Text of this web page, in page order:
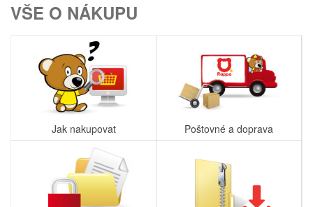
VŠE O NÁKUPU
Jak nakupovat Poštovné a doprava